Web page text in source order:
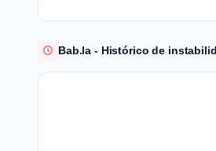
Bab.la - Histórico de